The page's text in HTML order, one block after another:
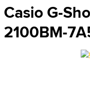
Casio G-
2100BM-